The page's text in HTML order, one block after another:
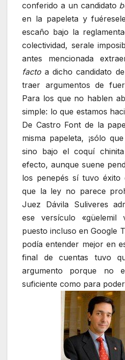
conferido a un candidato
en la papeleta y
escaño bajo la
colectividad, serale
antes mencionada
facto a dicho candidato
traer argumentos de
Para los que no hablen
simple: lo que estamos
De Castro Font de la
misma papeleta, ¡sólo
sino bajo el coquí
efecto, aunque suene
los penepés sí tuvo éxito
que la ley no parece
Juez Dávila Suliveres
ese versículo «güelemil
puesto incluso en Google
podía entender mejor en
final de cuentas tuvo
argumento porque no
suficiente como para